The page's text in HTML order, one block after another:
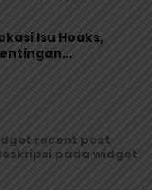
Isu Hoaks,
recent post
pada widget